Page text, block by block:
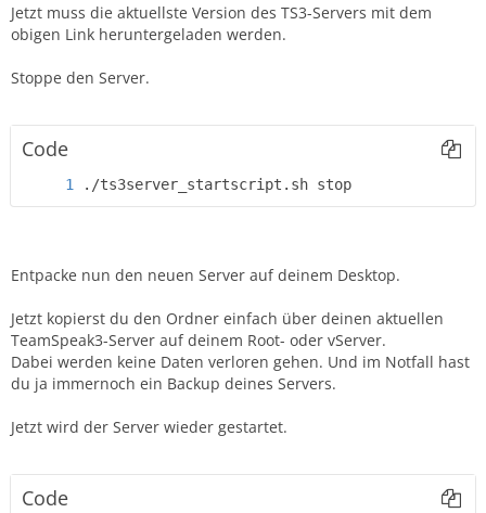
Jetzt muss die aktuellste Version des TS3-Servers mit dem
obigen Link heruntergeladen werden.
Stoppe den Server.
Code
./ts3server_startscript.sh stop
Entpacke nun den neuen Server auf deinem Desktop.
Jetzt kopierst du den Ordner einfach über deinen aktuellen
TeamSpeak3-Server auf deinem Root- oder vServer.
Dabei werden keine Daten verloren gehen. Und im Notfall hast
du ja immernoch ein Backup deines Servers.
Jetzt wird der Server wieder gestartet.
Code